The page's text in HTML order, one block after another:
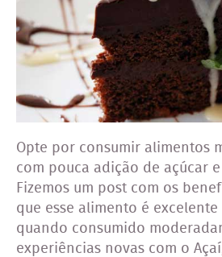
Opte por consumir alimentos
com pouca adição de açúcar
Fizemos um post com os
que esse alimento é excelente
quando consumido
experiências novas com o